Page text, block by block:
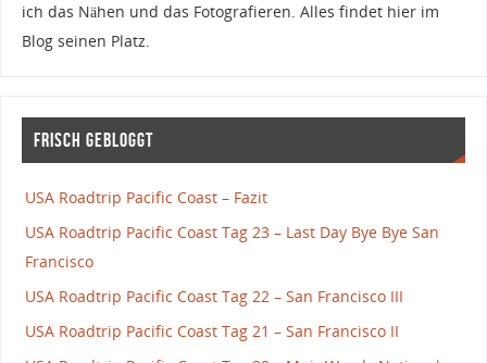
ich das Nähen und das Fotografieren. Alles findet hier im
Blog seinen Platz.
Frisch gebloggt
USA Roadtrip Pacific Coast – Fazit
USA Roadtrip Pacific Coast Tag 23 – Last Day Bye Bye San
Francisco
USA Roadtrip Pacific Coast Tag 22 – San Francisco III
USA Roadtrip Pacific Coast Tag 21 – San Francisco II